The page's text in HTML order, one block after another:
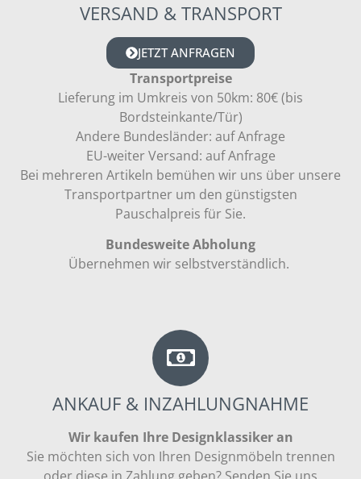
VERSAND & TRANSPORT
JETZT ANFRAGEN
Transportpreise
Lieferung im Umkreis von 50km: 80€ (bis
Bordsteinkante/Tür)
Andere Bundesländer: auf Anfrage
EU-weiter Versand: auf Anfrage
Bei mehreren Artikeln bemühen wir uns über unsere
Transportpartner um den günstigsten
Pauschalpreis für Sie.
Bundesweite Abholung
Übernehmen wir selbstverständlich.
ANKAUF & INZAHLUNGNAHME
Wir kaufen Ihre Designklassiker an
Sie möchten sich von Ihren Designmöbeln trennen